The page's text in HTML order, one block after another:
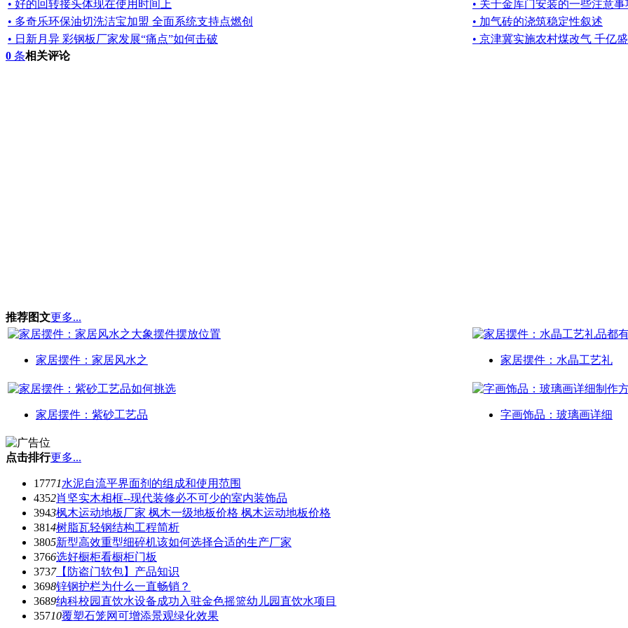
• 好的回转接头体现在使用时间上
• 关于金库门安装的一些注意事
• 多奇乐环保油切洗洁宝加盟 全面系统支持点燃创
• 加气砖的浇筑稳定性叙述
• 日新月异 彩钢板厂家发展“痛点”如何击破
• 京津冀实施农村煤改气 千亿
0 条相关评论
推荐图文更多...
家居摆件：家居风水之 家居摆件：水晶工艺礼
家居摆件：紫砂工艺品 字画饰品：玻璃画详细
点击排行更多...
17771水泥自流平界面剂的组成和使用范围
4352肖坚实木相框--现代装修必不可少的室内装饰品
3943枫木运动地板厂家 枫木一级地板价格 枫木运动地板价格
3814树脂瓦轻钢结构工程简析
3805新型高效重型细碎机该如何选择合适的生产厂家
3766选好橱柜看橱柜门板
3737【防盗门软包】产品知识
3698锌钢护栏为什么一直畅销？
3689纳科校园直饮水设备成功入驻金色摇篮幼儿园直饮水项目
35710覆塑石笼网可增添景观绿化效果